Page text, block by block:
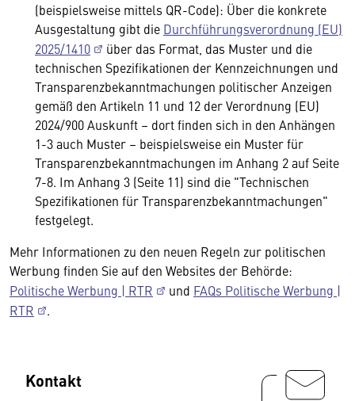
(beispielsweise mittels QR-Code): Über die konkrete
Ausgestaltung gibt die Durchführungsverordnung (EU)
2025/1410
über das Format, das Muster und die
technischen Spezifikationen der Kennzeichnungen und
Transparenzbekanntmachungen politischer Anzeigen
gemäß den Artikeln 11 und 12 der Verordnung (EU)
2024/900 Auskunft – dort finden sich in den Anhängen
1-3 auch Muster – beispielsweise ein Muster für
Transparenzbekanntmachungen im Anhang 2 auf Seite
7-8. Im Anhang 3 (Seite 11) sind die "Technischen
Spezifikationen für Transparenzbekanntmachungen"
festgelegt.
Mehr Informationen zu den neuen Regeln zur politischen
Werbung finden Sie auf den Websites der Behörde:
Politische Werbung | RTR
und FAQs Politische Werbung |
RTR
.
Kontakt